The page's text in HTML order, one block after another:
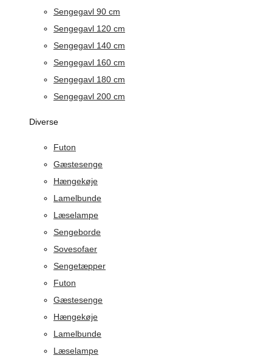
Sengegavl 90 cm
Sengegavl 120 cm
Sengegavl 140 cm
Sengegavl 160 cm
Sengegavl 180 cm
Sengegavl 200 cm
Diverse
Futon
Gæstesenge
Hængekøje
Lamelbunde
Læselampe
Sengeborde
Sovesofaer
Sengetæpper
Futon
Gæstesenge
Hængekøje
Lamelbunde
Læselampe